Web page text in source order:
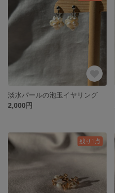
淡水パールの泡玉イヤリング
2,000円
残り1点